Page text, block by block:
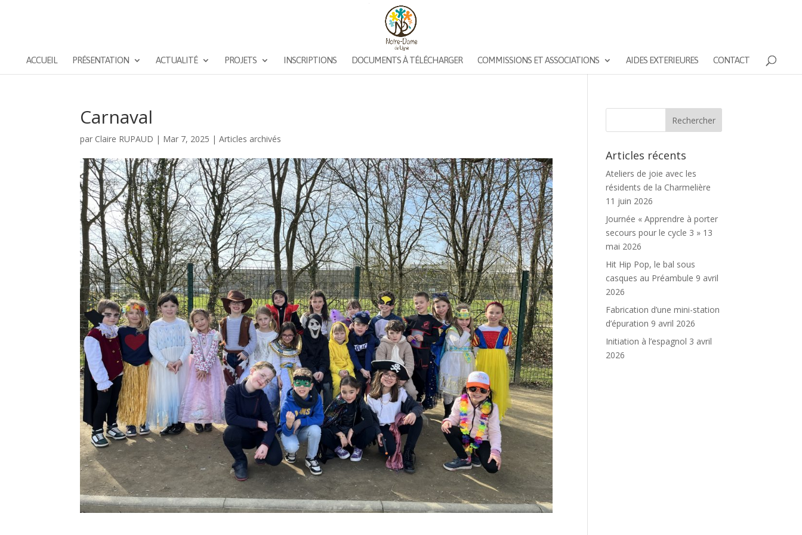
ACCUEIL PRÉSENTATION ACTUALITÉ PROJETS INSCRIPTIONS DOCUMENTS À TÉLÉCHARGER COMMISSIONS ET ASSOCIATIONS AIDES EXTERIEURES CONTACT
Carnaval
par Claire RUPAUD | Mar 7, 2025 |Articles archivés
Articles récents
Ateliers de joie avec les
résidents de la Charmelière
11 juin 2026
Journée « Apprendre à porter
secours pour le cycle 3 » 13
mai 2026
Hit Hip Pop, le bal sous
casques au Préambule 9 avril
2026
Fabrication d’une mini-station
d’épuration 9 avril 2026
Initiation à l’espagnol 3 avril
2026